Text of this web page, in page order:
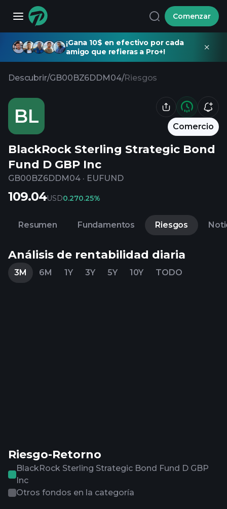
Comenzar
¡Gana 10$ en efectivo por cada
amigo que refieras a Pro+!
Descubrir/GB00BZ6DDM04/Riesgos
BL Comercio
BlackRock Sterling Strategic Bond
Fund D GBP Inc
GB00BZ6DDM04 · EUFUND
109.04USD0.270.25%
Resumen Fundamentos Riesgos
Análisis de rentabilidad diaria
3M 6M 1Y 3Y 5Y 10Y TODO
Riesgo-Retorno
BlackRock Sterling Strategic Bond Fund D GBP
Inc
Otros fondos en la categoría